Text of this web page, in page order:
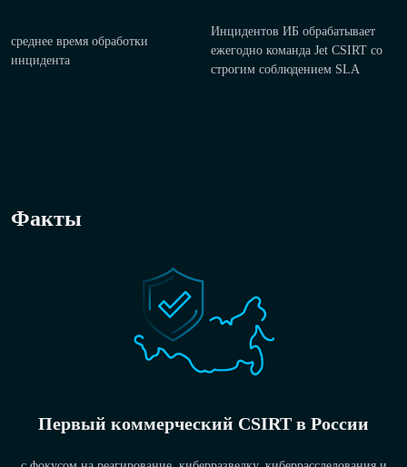
среднее время обработки
инцидента
Инцидентов ИБ обрабатывает
ежегодно команда Jet CSIRT со
строгим соблюдением SLA
Факты
Первый коммерческий CSIRT в России